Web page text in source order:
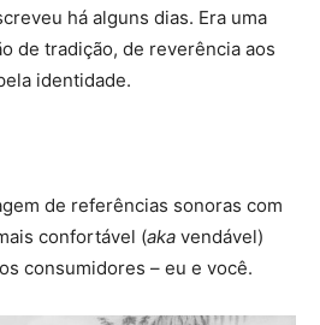
há alguns dias. Era uma
de tradição, de reverência aos
identidade.
de referências sonoras com
confortável (aka vendável)
consumidores – eu e você.